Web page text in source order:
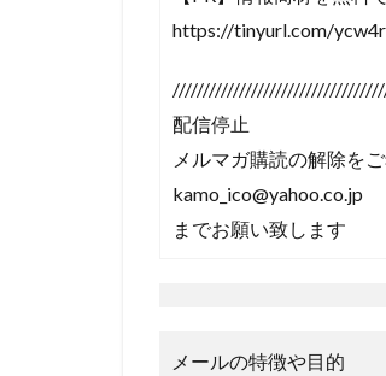
https://tinyurl.com/
配信停止
メルマガ購読の解除をご
kamo_ico@yahoo.co.jp
までお願い致します
メールの特徴や目的